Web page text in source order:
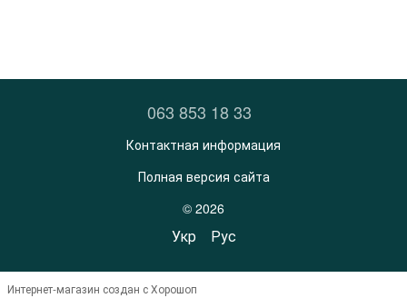
063 853 18 33
Контактная информация
Полная версия сайта
© 2026
Укр Рус
Интернет-магазин создан с Хорошоп